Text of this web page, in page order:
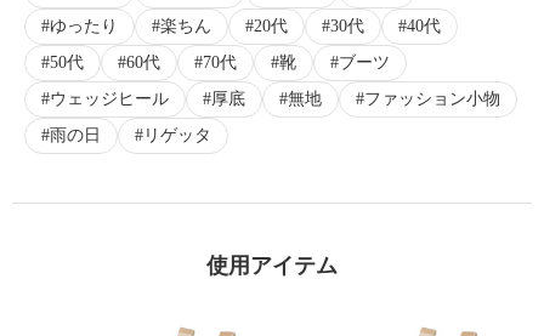
ゆったり
楽ちん 20代 30代
40代
50代
60代 70代 靴
ブーツ
ウェッジヒール
厚底 無地
ファッション小物
雨の日
リゲッタ
使用アイテム